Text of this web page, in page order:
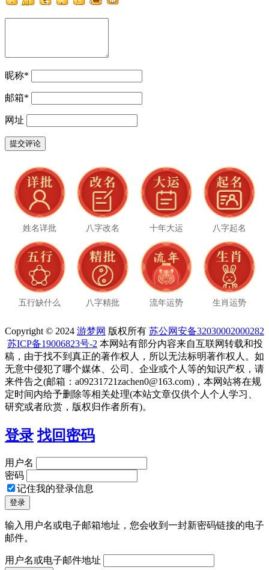
昵称*
邮箱*
网址
姓名详批 八字改名 十年大运 八字起名
五行缺什么 八字精批 流年运势 生肖运势
Copyright © 2024 游梦网 版权所有 苏公网安备32030002000282
苏ICP备19006823号-2 本网站有部分内容来自互联网转载和投
稿，由于找不到真正的著作权人，所以无法标明著作权人。如
无意中侵犯了哪个媒体、公司、企业或个人等的知识产权，请
来件告之(邮箱：a09231721zachen0@163.com)，本网站将在规
定时间内给予删除等相关处理(本站文章仅供个人个人学习、
研究或者欣赏，版权归作者所有)。
登录 找回密码
用户名
密码
记住我的登录信息
输入用户名或电子邮箱地址，您会收到一封新密码链接的电子
邮件。
用户名或电子邮件地址